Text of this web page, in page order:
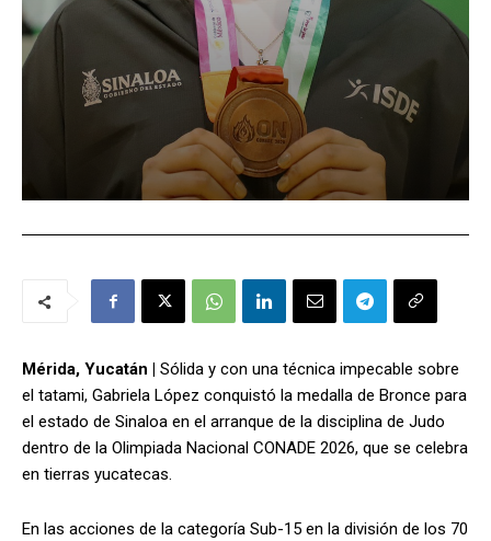
Mérida, Yucatán | Sólida y con una técnica impecable sobre
el tatami, Gabriela López conquistó la medalla de Bronce para
el estado de Sinaloa en el arranque de la disciplina de Judo
dentro de la Olimpiada Nacional CONADE 2026, que se celebra
en tierras yucatecas.
En las acciones de la categoría Sub-15 en la división de los 70